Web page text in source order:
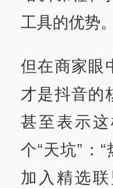
工具的优势。
但在商家眼
才是抖音的
甚至表示
个“天坑”：
加入精选